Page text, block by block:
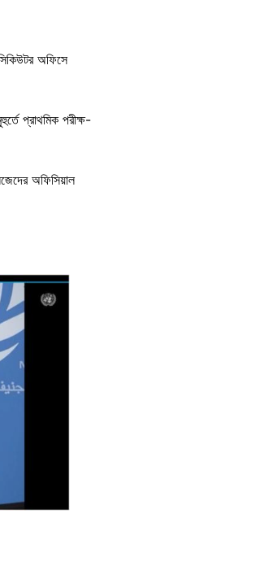
অফিসে
প্রাথমিক পরীক্ষ-
অফিসিয়াল